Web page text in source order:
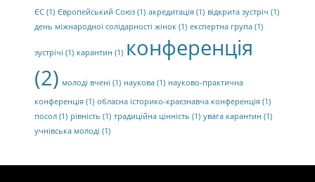
ЄС (1) Європейський Союз (1) акредитація (1) відкрита зустріч (1)
день міжнародної солідарності жінок (1) експертна група (1)
зустрічі (1) карантин (1) конференція
(2) молоді вчені (1) наукова (1) науково-практична
конференція (1) обласна історико-краєзнавча конференція (1)
посол (1) рівність (1) традиційна цінність (1) увага карантин (1)
учнівська молоді (1)